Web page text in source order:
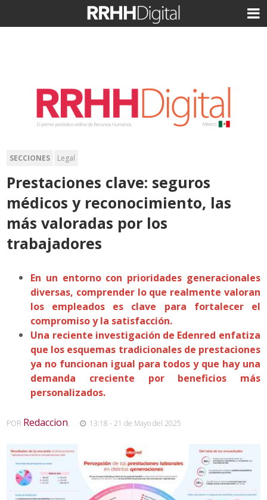
SECCIONES Legal
Prestaciones clave: seguros
médicos y reconocimiento, las
más valoradas por los
trabajadores
En un entorno con prioridades generacionales
diversas, comprender lo que realmente valoran
los empleados es clave para fortalecer el
compromiso y la satisfacción.
Una reciente investigación de Edenred enfatiza
que los esquemas tradicionales de prestaciones
ya no funcionan igual para todos y que hay una
demanda creciente por beneficios más
personalizados.
POR Redaccion, 13:18 - 21 de Mayo del 2025